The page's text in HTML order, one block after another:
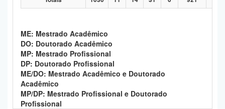
ME: Mestrado Acadêmico
DO: Doutorado Acadêmico
MP: Mestrado Profissional
DP: Doutorado Profissional
ME/DO: Mestrado Acadêmico e Doutorado
Acadêmico
MP/DP: Mestrado Profissional e Doutorado
Profissional